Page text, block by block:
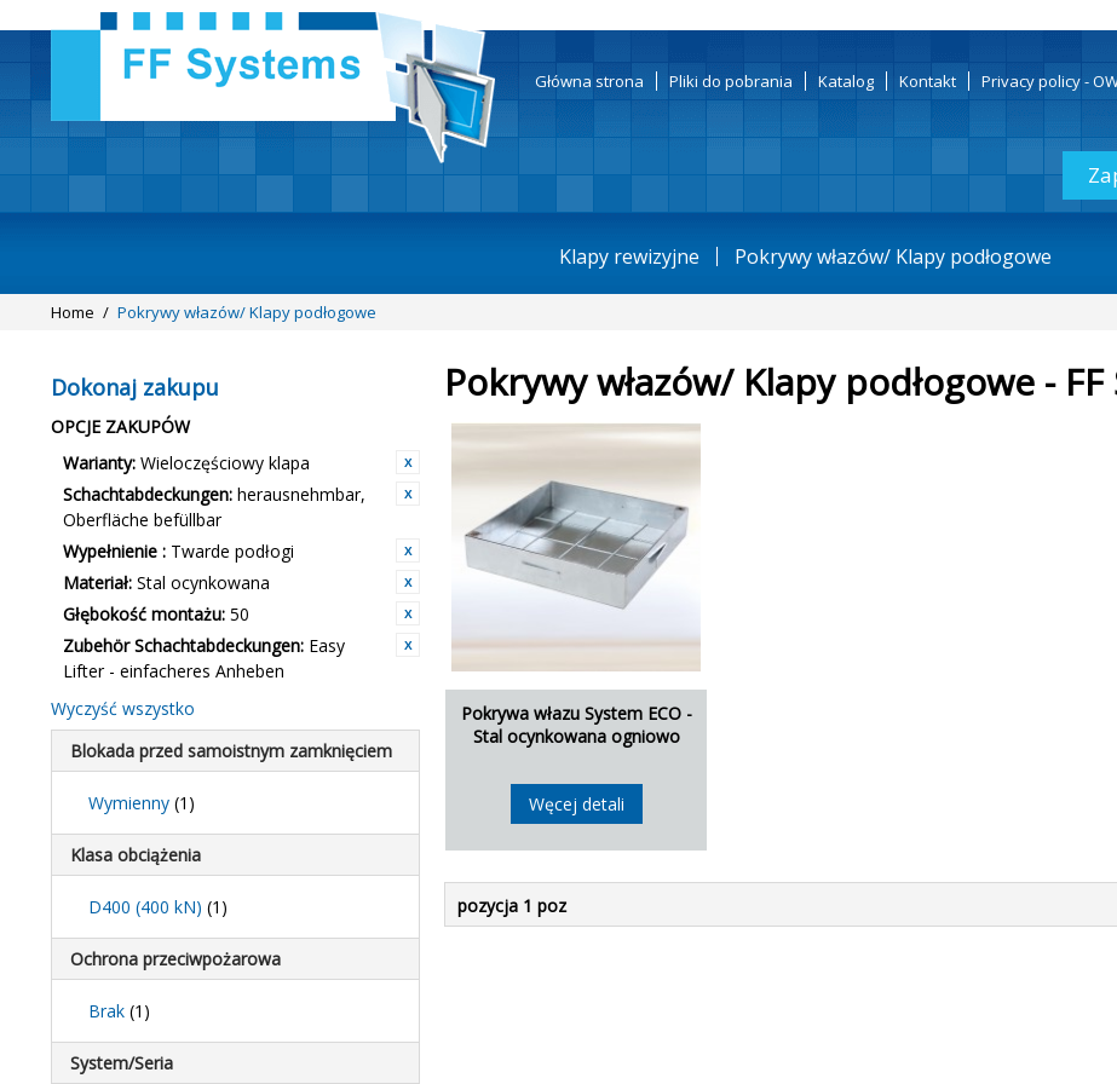
Główna strona Pliki do pobrania Katalog Kontakt Privacy policy -
Klapy rewizyjne Pokrywy włazów/ Klapy podłogowe
Home / Pokrywy włazów/ Klapy podłogowe
Dokonaj zakupu
OPCJE ZAKUPÓW
Warianty: Wieloczęściowy klapa
Schachtabdeckungen: herausnehmbar,
Oberfläche befüllbar
Wypełnienie : Twarde podłogi
Materiał: Stal ocynkowana
Głębokość montażu: 50
Zubehör Schachtabdeckungen: Easy
Lifter - einfacheres Anheben
Wyczyść wszystko
Blokada przed samoistnym zamknięciem
Wymienny (1)
Klasa obciążenia
D400 (400 kN) (1)
Ochrona przeciwpożarowa
Brak (1)
System/Seria
Pokrywy włazów/ Klapy podłogowe -
Pokrywa włazu System ECO -
Stal ocynkowana ogniowo
Węcej detali
pozycja 1 poz